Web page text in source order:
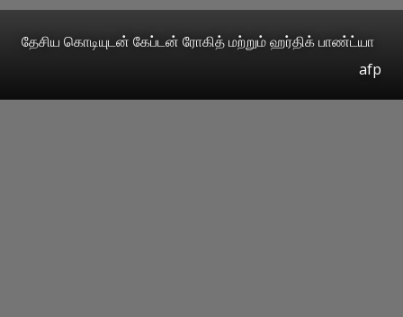
தேசிய கொடியுடன் கேப்டன் ரோகித் மற்றும் ஹர்திக் பாண்ட்யா
afp